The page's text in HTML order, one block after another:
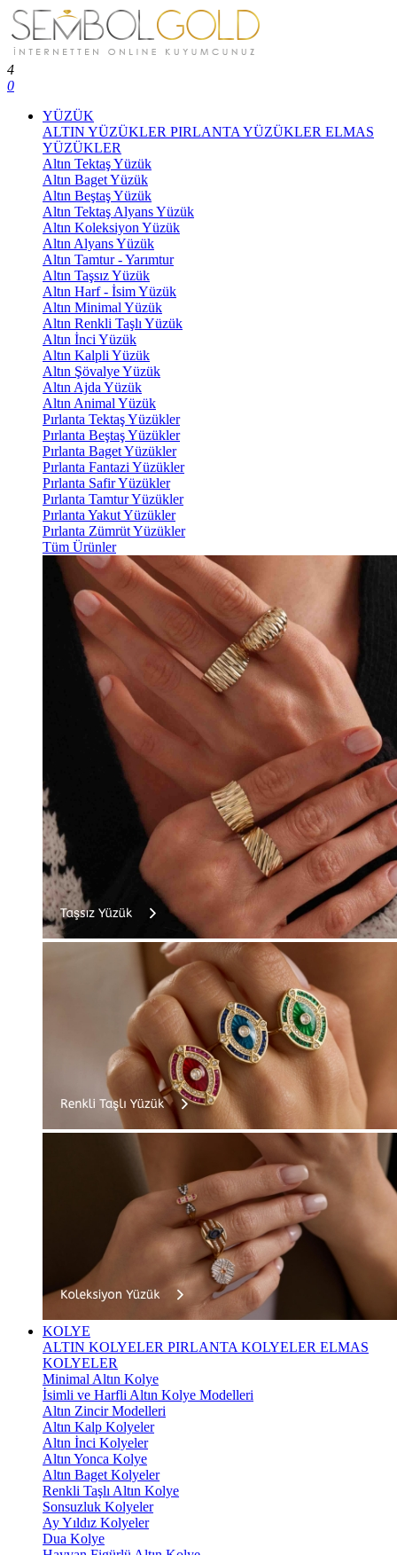
4
0
YÜZÜK
ALTIN YÜZÜKLER PIRLANTA YÜZÜKLER ELMAS
YÜZÜKLER
Altın Tektaş Yüzük
Altın Baget Yüzük
Altın Beştaş Yüzük
Altın Tektaş Alyans Yüzük
Altın Koleksiyon Yüzük
Altın Alyans Yüzük
Altın Tamtur - Yarımtur
Altın Taşsız Yüzük
Altın Harf - İsim Yüzük
Altın Minimal Yüzük
Altın Renkli Taşlı Yüzük
Altın İnci Yüzük
Altın Kalpli Yüzük
Altın Şövalye Yüzük
Altın Ajda Yüzük
Altın Animal Yüzük
Pırlanta Tektaş Yüzükler
Pırlanta Beştaş Yüzükler
Pırlanta Baget Yüzükler
Pırlanta Fantazi Yüzükler
Pırlanta Safir Yüzükler
Pırlanta Tamtur Yüzükler
Pırlanta Yakut Yüzükler
Pırlanta Zümrüt Yüzükler
Tüm Ürünler
KOLYE
ALTIN KOLYELER PIRLANTA KOLYELER ELMAS
KOLYELER
Minimal Altın Kolye
İsimli ve Harfli Altın Kolye Modelleri
Altın Zincir Modelleri
Altın Kalp Kolyeler
Altın İnci Kolyeler
Altın Yonca Kolye
Altın Baget Kolyeler
Renkli Taşlı Altın Kolye
Sonsuzluk Kolyeler
Ay Yıldız Kolyeler
Dua Kolye